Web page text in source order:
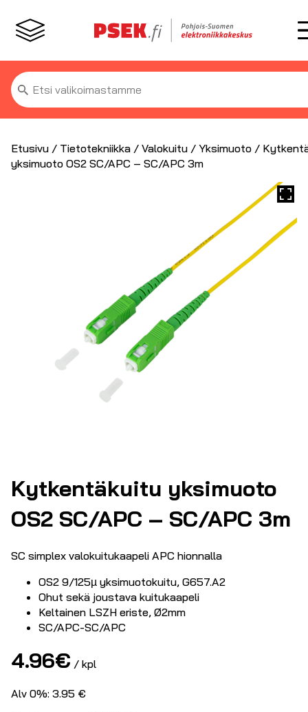
Etsi:
Etusivu / Tietotekniikka / Valokuitu / Yksimuoto /
yksimuoto OS2 SC/APC – SC/APC 3m
Kytkentäkuitu yksimuoto
OS2 SC/APC – SC/APC 3m
SC simplex valokuitukaapeli APC hionnalla
OS2 9/125µ yksimuotokuitu, G657.A2
Ohut sekä joustava kuitukaapeli
Keltainen LSZH eriste, Ø2mm
SC/APC-SC/APC
4.96€ / kpl
Alv 0%: 3.95 €